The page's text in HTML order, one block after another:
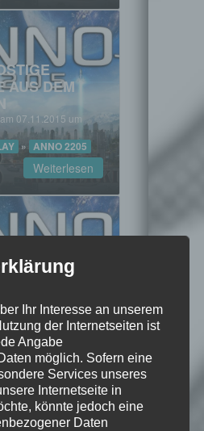
DEM N
am 07.11.2015 um
» ANNO 2205
Weiterlesen
10.11.2015 um
» ANNO 2205
Weiterlesen
Ihr Interesse an unserem
der Internetseiten ist
Angabe
möglich. Sofern eine
Services unseres
Internetseite in
könnte jedoch eine
Daten